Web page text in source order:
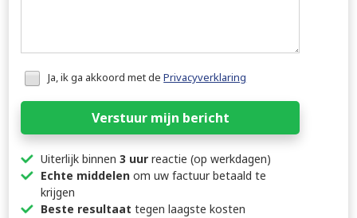
Honeypot
data
Ja, ik ga akkoord met dePrivacyverklaring
Verstuur mijn bericht
Uiterlijk binnen3 uur reactie (op werkdagen)
Echte middelen om uw factuur betaald te
krijgen
Beste resultaat tegen laagste kosten